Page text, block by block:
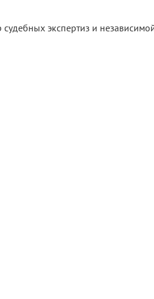
экспертиз и